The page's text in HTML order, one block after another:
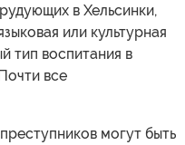
в Хельсинки,
или культурная
тип воспитания в
все
могут быть